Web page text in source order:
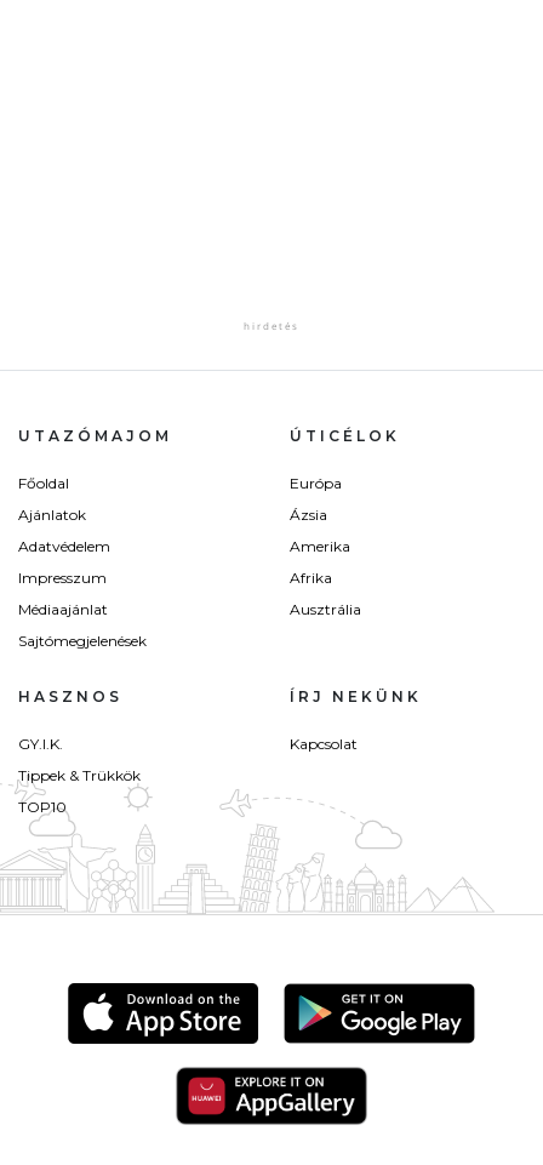
UTAZÓMAJOM
Főoldal
Ajánlatok
Adatvédelem
Impresszum
Médiaajánlat
Sajtómegjelenések
ÚTICÉLOK
Európa
Ázsia
Amerika
Afrika
Ausztrália
HASZNOS
GY.I.K.
Tippek & Trükkök
TOP10
ÍRJ NEKÜNK
Kapcsolat